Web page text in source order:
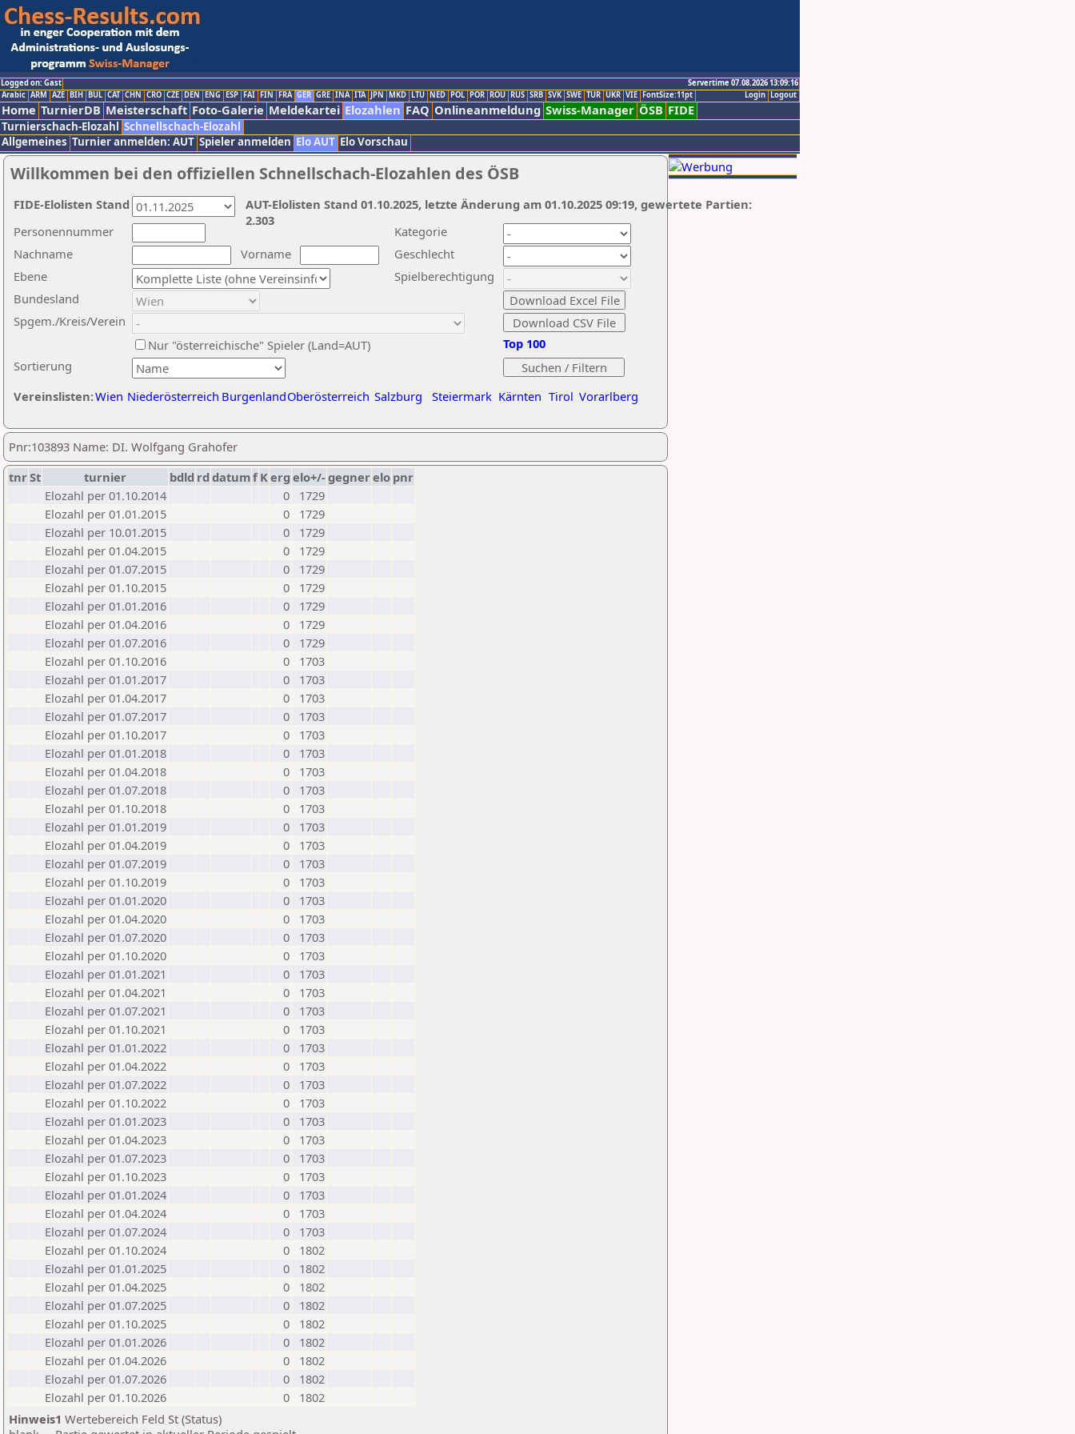
Logged on: Gast
Servertime 07.08.2026 13:09:16
Logout
Login
Arabic ARM AZE BIH BUL CAT CHN CRO CZE DEN ENG ESP FAI FIN FRA GER GRE INA ITA JPN MKD LTU NED POL POR ROU RUS SRB SVK SWE TUR UKR VIE FontSize:11pt
Home TurnierDB Meisterschaft Foto-Galerie Meldekartei Elozahlen FAQ Onlineanmeldung Swiss-Manager ÖSB FIDE
Turnierschach-Elozahl Schnellschach-Elozahl
Allgemeines Turnier anmelden: AUT Spieler anmelden Elo AUT Elo Vorschau
Willkommen bei den offiziellen Schnellschach-Elozahlen des ÖSB
Nachname
Vorname
Ebene
Kategorie
Sortierung
Personennummer
Bundesland
Spgem./Kreis/Verein
Geschlecht
Nur "österreichische" Spieler (Land=AUT)
Spielberechtigung
Vereinslisten:Wien Niederösterreich BurgenlandOberösterreich Salzburg Steiermark Kärnten Tirol Vorarlberg
Top 100
AUT-Elolisten Stand 01.10.2025, letzte Änderung am 01.10.2025 09:19, gewertete Partien:
2.303
FIDE-Elolisten Stand
Pnr:103893 Name: DI. Wolfgang Grahofer
tnrSt turnier bdld rd datumf Kerg elo+/-gegnerelo pnr
Elozahl per 01.10.2014
0
1729
Elozahl per 01.01.2015
0
1729
Elozahl per 10.01.2015
0
1729
Elozahl per 01.04.2015
0
1729
Elozahl per 01.07.2015
0
1729
Elozahl per 01.10.2015
0
1729
Elozahl per 01.01.2016
0
1729
Elozahl per 01.04.2016
0
1729
Elozahl per 01.07.2016
0
1729
Elozahl per 01.10.2016
0
1703
Elozahl per 01.01.2017
0
1703
Elozahl per 01.04.2017
0
1703
Elozahl per 01.07.2017
0
1703
Elozahl per 01.10.2017
0
1703
Elozahl per 01.01.2018
0
1703
Elozahl per 01.04.2018
0
1703
Elozahl per 01.07.2018
0
1703
Elozahl per 01.10.2018
0
1703
Elozahl per 01.01.2019
0
1703
Elozahl per 01.04.2019
0
1703
Elozahl per 01.07.2019
0
1703
Elozahl per 01.10.2019
0
1703
Elozahl per 01.01.2020
0
1703
Elozahl per 01.04.2020
0
1703
Elozahl per 01.07.2020
0
1703
Elozahl per 01.10.2020
0
1703
Elozahl per 01.01.2021
0
1703
Elozahl per 01.04.2021
0
1703
Elozahl per 01.07.2021
0
1703
Elozahl per 01.10.2021
0
1703
Elozahl per 01.01.2022
0
1703
Elozahl per 01.04.2022
0
1703
Elozahl per 01.07.2022
0
1703
Elozahl per 01.10.2022
0
1703
Elozahl per 01.01.2023
0
1703
Elozahl per 01.04.2023
0
1703
Elozahl per 01.07.2023
0
1703
Elozahl per 01.10.2023
0
1703
Elozahl per 01.01.2024
0
1703
Elozahl per 01.04.2024
0
1703
Elozahl per 01.07.2024
0
1703
Elozahl per 01.10.2024
0
1802
Elozahl per 01.01.2025
0
1802
Elozahl per 01.04.2025
0
1802
Elozahl per 01.07.2025
0
1802
Elozahl per 01.10.2025
0
1802
Elozahl per 01.01.2026
0
1802
Elozahl per 01.04.2026
0
1802
Elozahl per 01.07.2026
0
1802
Elozahl per 01.10.2026
0
1802
Hinweis1 Wertebereich Feld St (Status)